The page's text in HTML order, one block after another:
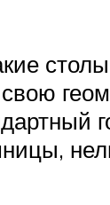
свою